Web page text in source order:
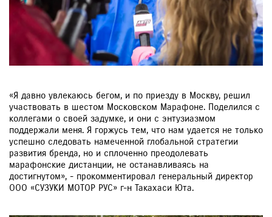
«Я давно увлекаюсь бегом, и по приезду в Москву, решил
участвовать в шестом Московском Марафоне. Поделился с
коллегами о своей задумке, и они с энтузиазмом
поддержали меня. Я горжусь тем, что нам удается не только
успешно следовать намеченной глобальной стратегии
развития бренда, но и сплоченно преодолевать
марафонские дистанции, не останавливаясь на
достигнутом», - прокомментировал генеральный директор
ООО «СУЗУКИ МОТОР РУС» г-н Такахаси Юта.